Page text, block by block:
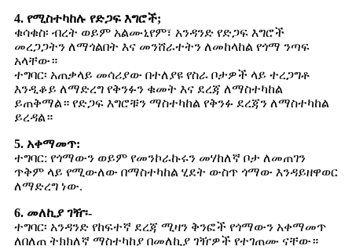
4. የሚስተካከሉ የድጋፍ እግሮች;
ቁሳቁስ፡ ብረት ወይም አልሙኒየም፣ አንዳንድ የድጋፍ እግሮች
መረጋጋትን ለማጎልበት እና መንሸራተትን ለመከላከል የጎማ ንጣፍ
አላቸው።
ተግባር፡ አጠቃላይ መሳሪያው በተለያዩ የስራ ቦታዎች ላይ ተረጋግቶ
እንዲቆይ ለማድረግ የቅንፉን ቁመት እና ደረጃ ለማስተካከል
ይጠቅማል። የድጋፍ እግሮቹን ማስተካከል የቅንፉ ደረጃን ለማስተካከል
ይረዳል።
5. አቀማመጥ:
ተግባር: የጎማውን ወይም የመንኮራኩሩን መሃከለኛ ቦታ ለመጠገን
ጥቅም ላይ የሚውለው በማስተካከል ሂደት ውስጥ ጎማው እንዳይዘዋወር
ለማድረግ ነው.
6. መለኪያ ገዥ፡-
ተግባር፡ አንዳንድ የከፍተኛ ደረጃ ሚዛን ቅንፎች የጎማውን አቀማመጥ
ለበለጠ ትክክለኛ ማስተካከያ በመለኪያ ገዥዎች የተገጠሙ ናቸው።